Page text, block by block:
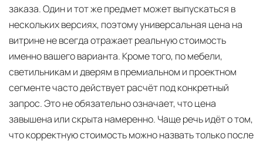
заказа. Один и тот же предмет может выпускаться в
нескольких версиях, поэтому универсальная цена на
витрине не всегда отражает реальную стоимость
именно вашего варианта. Кроме того, по мебели,
светильникам и дверям в премиальном и проектном
сегменте часто действует расчёт под конкретный
запрос. Это не обязательно означает, что цена
завышена или скрыта намеренно. Чаще речь идёт о том,
что корректную стоимость можно назвать только после